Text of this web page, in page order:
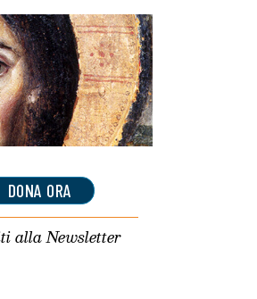
DONA ORA
allaNewsletter